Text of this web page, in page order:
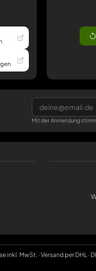
Mit der Anmeldung
inkl. MwSt. · Versand per DHL